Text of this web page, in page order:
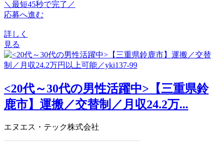
＼最短45秒で完了／
応募へ進む
詳しく
見る
<20代～30代の男性活躍中>【三重県鈴
鹿市】運搬／交替制／月収24.2万...
エヌエス・テック株式会社